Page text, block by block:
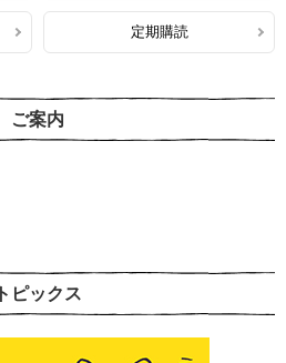
定期購読
ご案内
トピックス